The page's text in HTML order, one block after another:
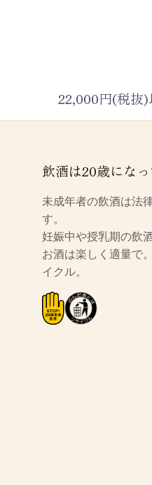
22,000円(税抜)
飲酒は20歳になっ
未成年者の飲酒は法
す。
妊娠中や授乳期の飲
お酒は楽しく適量で
イクル。